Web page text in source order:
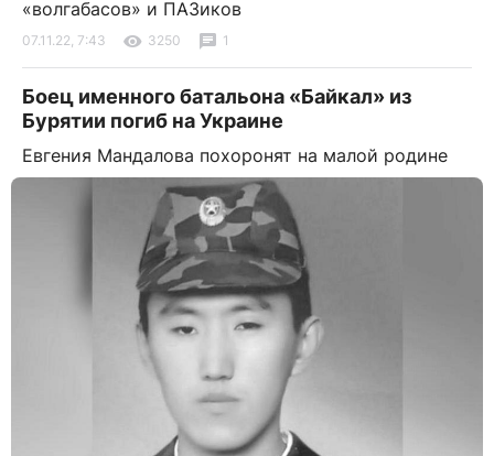
«волгабасов» и ПАЗиков
07.11.22, 7:43 3250 1
Боец именного батальона «Байкал» из
Бурятии погиб на Украине
Евгения Мандалова похоронят на малой родине